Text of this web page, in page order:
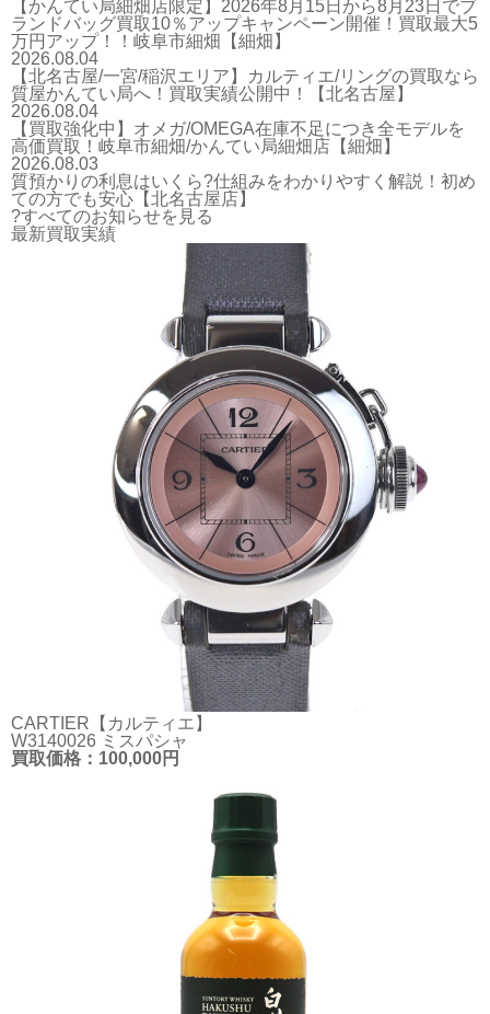
【かんてい局細畑店限定】2026年8月15日から8月23日でブ
ランドバッグ買取10％アップキャンペーン開催！買取最大5
万円アップ！！岐阜市細畑【細畑】
2026.08.04
【北名古屋/一宮/稲沢エリア】カルティエ/リングの買取なら
質屋かんてい局へ！買取実績公開中！【北名古屋】
2026.08.04
【買取強化中】オメガ/OMEGA在庫不足につき全モデルを
高価買取！岐阜市細畑/かんてい局細畑店【細畑】
2026.08.03
質預かりの利息はいくら?仕組みをわかりやすく解説！初め
ての方でも安心【北名古屋店】
?すべてのお知らせを見る
最新買取実績
CARTIER【カルティエ】
W3140026 ミスパシャ
買取価格：100,000円